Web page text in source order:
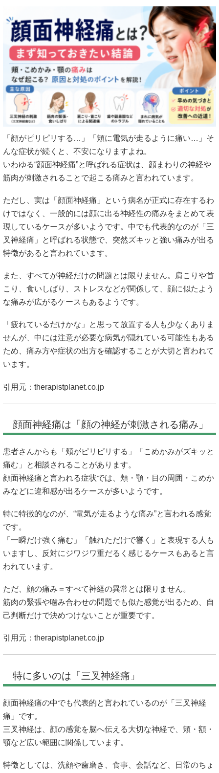
「顔がピリピリする…」「頬に電気が走るように痛い…」そ
んな症状が続くと、不安になりますよね。
いわゆる“顔面神経痛”と呼ばれる症状は、顔まわりの神経や
筋肉が刺激されることで起こる痛みと言われています。
ただし、実は「顔面神経痛」という病名が正式に存在するわ
けではなく、一般的には顔に出る神経性の痛みをまとめて表
現しているケースが多いようです。中でも代表的なのが「三
叉神経痛」と呼ばれる状態で、突然ズキッと強い痛みが出る
特徴があると言われています。
また、すべてが神経だけの問題とは限りません。肩こりや首
こり、食いしばり、ストレスなどが関係して、顔に似たよう
な痛みが広がるケースもあるようです。
「疲れているだけかな」と思って放置する人も少なくありま
せんが、中には注意が必要な病気が隠れている可能性もある
ため、痛み方や症状の出方を確認することが大切と言われて
います。
引用元： therapistplanet.co.jp
顔面神経痛は「顔の神経が刺激される痛み」
患者さんからも「頬がピリピリする」「こめかみがズキッと
痛む」と相談されることがあります。
顔面神経痛と言われる症状では、頬・顎・目の周囲・こめか
みなどに違和感が出るケースが多いようです。
特に特徴的なのが、“電気が走るような痛み”と言われる感覚
です。
「一瞬だけ強く痛む」「触れただけで響く」と表現する人も
いますし、反対にジワジワ重だるく感じるケースもあると言
われています。
ただ、顔の痛み＝すべて神経の異常とは限りません。
筋肉の緊張や噛み合わせの問題でも似た感覚が出るため、自
己判断だけで決めつけないことが重要です。
引用元： therapistplanet.co.jp
特に多いのは「三叉神経痛」
顔面神経痛の中でも代表的と言われているのが「三叉神経
痛」です。
三叉神経は、顔の感覚を脳へ伝える大切な神経で、頬・額・
顎など広い範囲に関係しています。
特徴としては、洗顔や歯磨き、食事、会話など、日常のちょ